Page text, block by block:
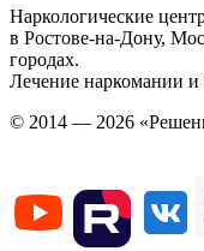
Наркологические
в Ростове-на-Дону,
городах.
Лечение наркомании и
© 2014 — 2026